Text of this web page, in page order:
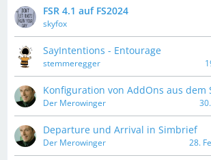
FSR 4.1 auf FS2024
skyfox
SayIntentions - Entourage
stemmeregger
Konfiguration von AddOns aus dem
Der Merowinger
Departure und Arrival in Simbrief
Der Merowinger
28.